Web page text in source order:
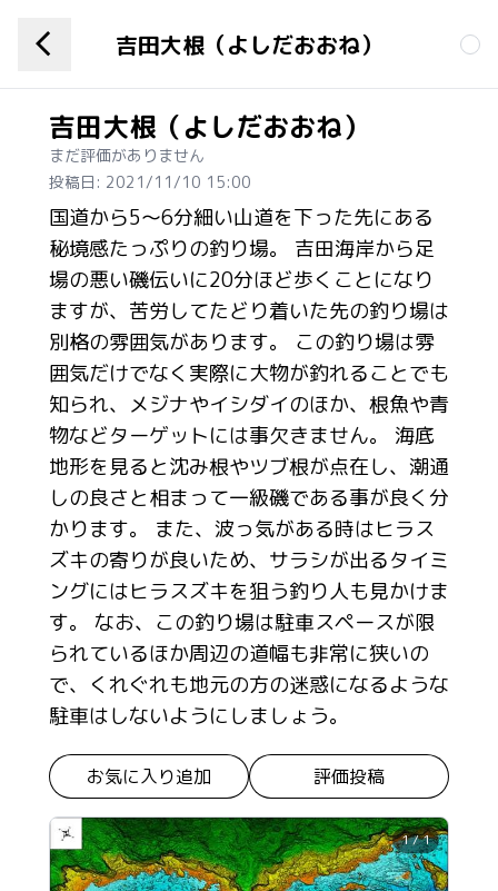
吉田大根（よしだおおね）
吉田大根（よしだおおね）
まだ評価がありません
投稿日: 2021/11/10 15:00
国道から5～6分細い山道を下った先にある
秘境感たっぷりの釣り場。 吉田海岸から足
場の悪い磯伝いに20分ほど歩くことになり
ますが、苦労してたどり着いた先の釣り場は
別格の雰囲気があります。 この釣り場は雰
囲気だけでなく実際に大物が釣れることでも
知られ、メジナやイシダイのほか、根魚や青
物などターゲットには事欠きません。 海底
地形を見ると沈み根やツブ根が点在し、潮通
しの良さと相まって一級磯である事が良く分
かります。 また、波っ気がある時はヒラス
ズキの寄りが良いため、サラシが出るタイミ
ングにはヒラスズキを狙う釣り人も見かけま
す。 なお、この釣り場は駐車スペースが限
られているほか周辺の道幅も非常に狭いの
で、くれぐれも地元の方の迷惑になるような
駐車はしないようにしましょう。
お気に入り追加 評価投稿
1 / 1